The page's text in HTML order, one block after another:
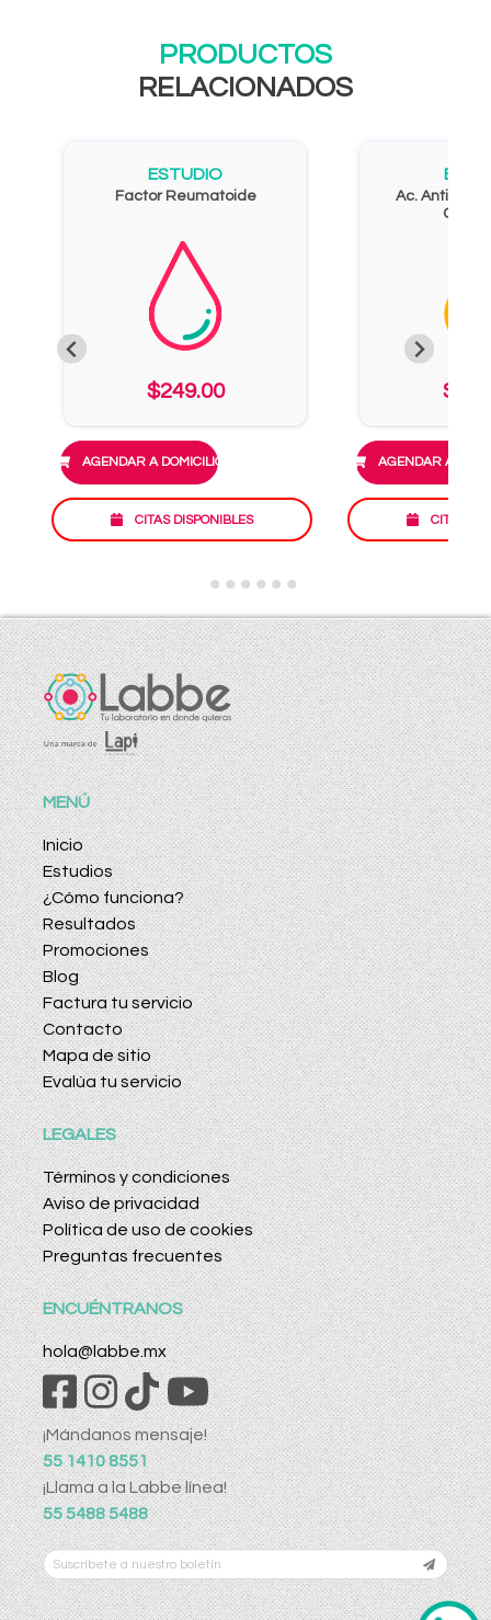
PRODUCTOS
RELACIONADOS
ESTUDIO
Factor Reumatoide
$249.00
AGENDAR A DOMICILIO
CITAS DISPONIBLES
Ac. Anti -
AGENDAR A
CITAS
MENÚ
Inicio
Estudios
¿Cómo funciona?
Resultados
Promociones
Blog
Factura tu servicio
Contacto
Mapa de sitio
Evalúa tu servicio
LEGALES
Términos y condiciones
Aviso de privacidad
Política de uso de cookies
Preguntas frecuentes
ENCUÉNTRANOS
hola@labbe.mx
¡Mándanos mensaje!
55 1410 8551
¡Llama a la Labbe línea!
55 5488 5488